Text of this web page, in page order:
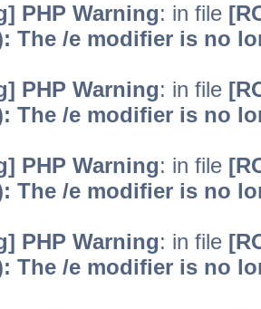
PHP Warning: in file
The /e modifier is no
PHP Warning: in file
The /e modifier is no
PHP Warning: in file
The /e modifier is no
PHP Warning: in file
The /e modifier is no